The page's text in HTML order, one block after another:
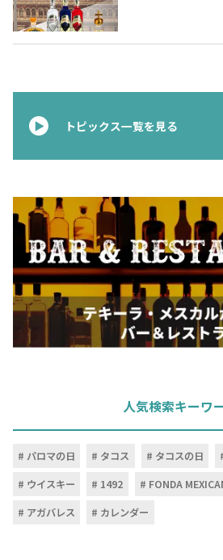
トピックス一覧を見る
人気検索キーワ
パロマの日 タコス タコスの日
ウイスキー
1492
FONDA
アガバレス
カレンダー